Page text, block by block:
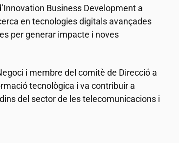
Business Development a
en tecnologies digitals avançades
per generar impacte i noves
i membre del comitè de Direcció a
tecnològica i va contribuir a
del sector de les telecomunicacions i